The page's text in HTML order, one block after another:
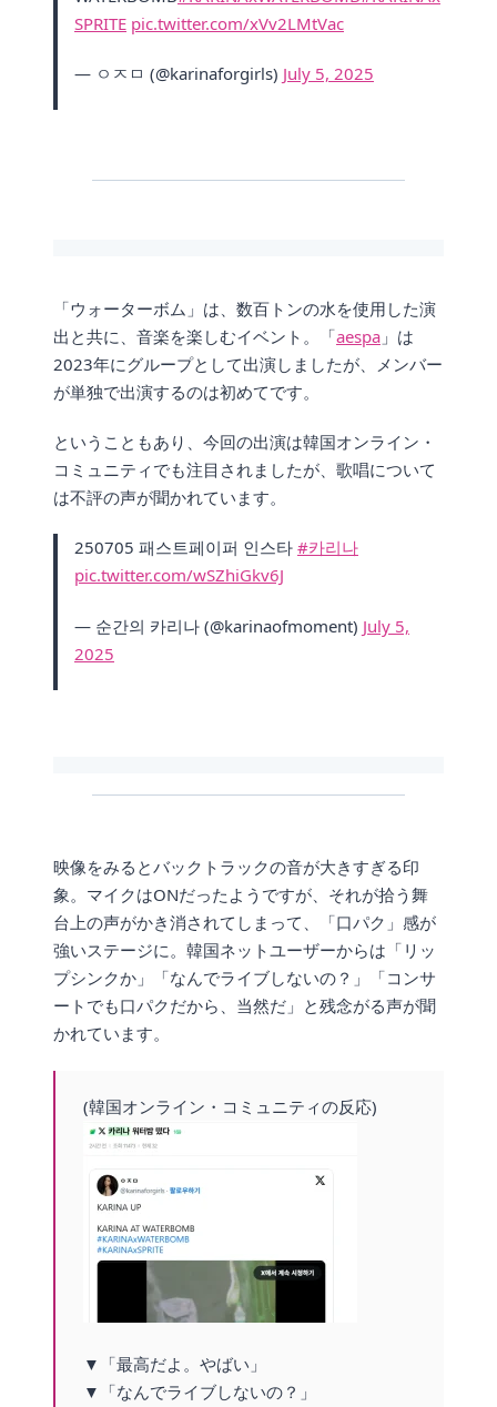
SPRITE pic.twitter.com/xVv2LMtVac
— ㅇㅈㅁ (@karinaforgirls) July 5, 2025
「ウォーターボム」は、数百トンの水を使用した演
出と共に、音楽を楽しむイベント。「aespa 」は
2023年にグループとして出演しましたが、メンバー
が単独で出演するのは初めてです。
ということもあり、今回の出演は韓国オンライン・
コミュニティでも注目されましたが、歌唱について
は不評の声が聞かれています。
250705 패스트페이퍼 인스타 #카리나
pic.twitter.com/wSZhiGkv6J
— 순간의 카리나 (@karinaofmoment) July 5,
2025
映像をみるとバックトラックの音が大きすぎる印
象。マイクはONだったようですが、それが拾う舞
台上の声がかき消されてしまって、「口パク」感が
強いステージに。韓国ネットユーザーからは「リッ
プシンクか」「なんでライブしないの？」「コンサ
ートでも口パクだから、当然だ」と残念がる声が聞
かれています。
(韓国オンライン・コミュニティの反応)
▼「最高だよ。やばい」
▼「なんでライブしないの？」